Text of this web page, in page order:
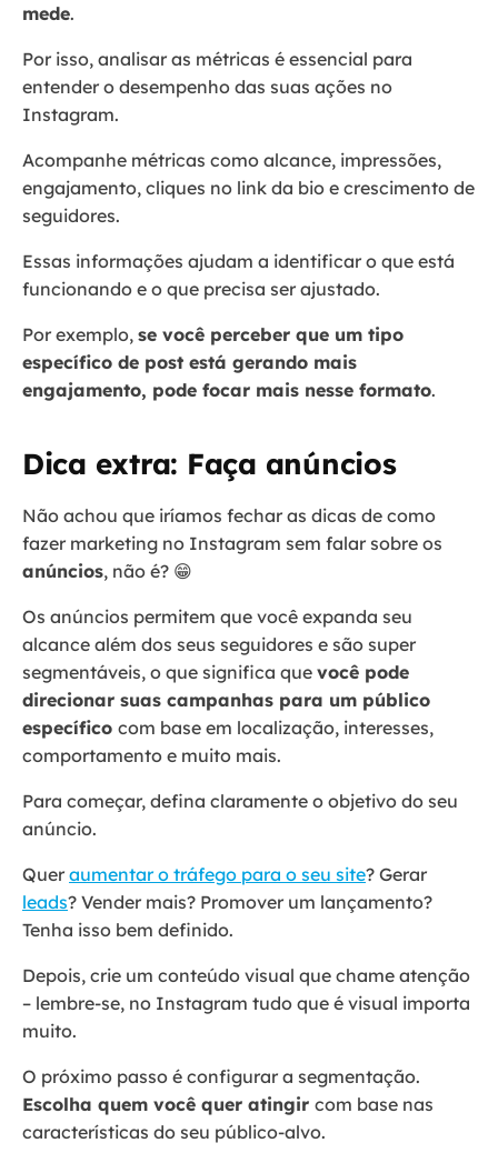
mede.
Por isso, analisar as métricas é essencial para
entender o desempenho das suas ações no
Instagram.
Acompanhe métricas como alcance, impressões,
engajamento, cliques no link da bio e crescimento de
seguidores.
Essas informações ajudam a identificar o que está
funcionando e o que precisa ser ajustado.
Por exemplo, se você perceber que um tipo
específico de post está gerando mais
engajamento, pode focar mais nesse formato.
Dica extra: Faça anúncios
Não achou que iríamos fechar as dicas de como
fazer marketing no Instagram sem falar sobre os
anúncios, não é? 😁
Os anúncios permitem que você expanda seu
alcance além dos seus seguidores e são super
segmentáveis, o que significa que você pode
direcionar suas campanhas para um público
específico com base em localização, interesses,
comportamento e muito mais.
Para começar, defina claramente o objetivo do seu
anúncio.
Quer aumentar o tráfego para o seu site? Gerar
leads? Vender mais? Promover um lançamento?
Tenha isso bem definido.
Depois, crie um conteúdo visual que chame atenção
– lembre-se, no Instagram tudo que é visual importa
muito.
O próximo passo é configurar a segmentação.
Escolha quem você quer atingir com base nas
características do seu público-alvo.